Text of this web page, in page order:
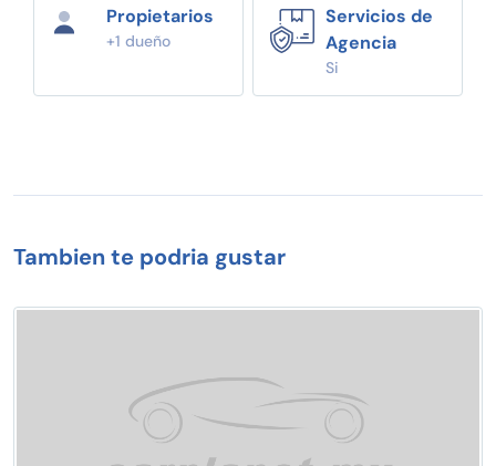
Propietarios
+1 dueño
Servicios de
Agencia
Si
Tambien te podria gustar